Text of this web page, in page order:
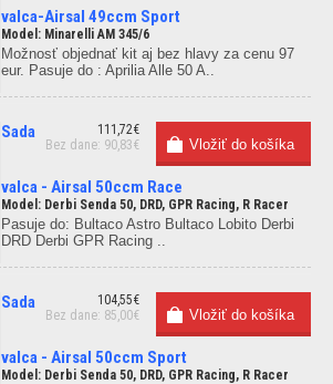
valca-Airsal 49ccm Sport
Model: Minarelli AM 345/6
Možnosť objednať kit aj bez hlavy za cenu 97
eur. Pasuje do : Aprilia Alle 50 A..
111,72€
Bez dane: 90,83€
Sada
valca - Airsal 50ccm Race
Model: Derbi Senda 50, DRD, GPR Racing, R Racer
Pasuje do: Bultaco Astro Bultaco Lobito Derbi
DRD Derbi GPR Racing ..
104,55€
Bez dane: 85,00€
Sada
valca - Airsal 50ccm Sport
Model: Derbi Senda 50, DRD, GPR Racing, R Racer